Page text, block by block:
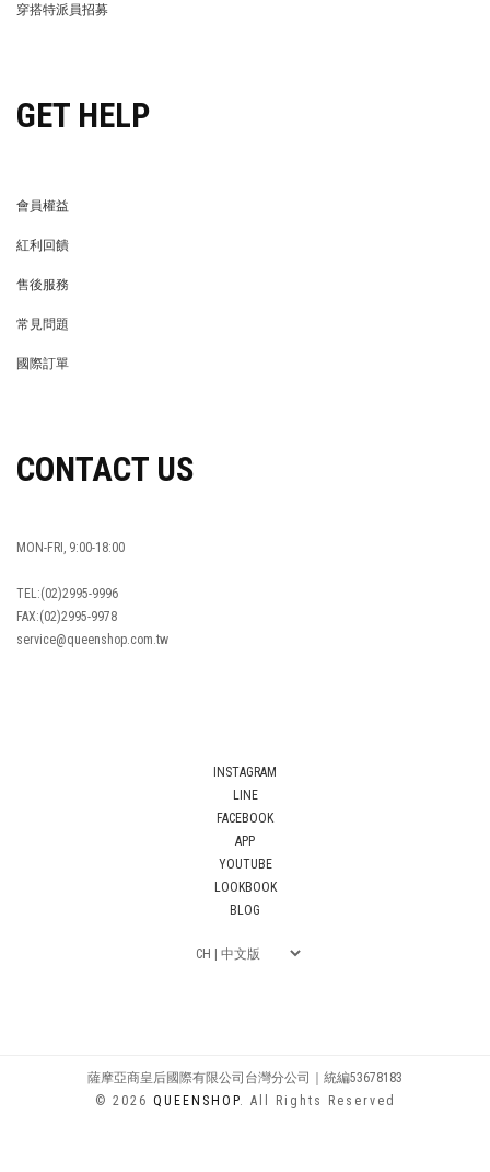
穿搭特派員招募
GET HELP
會員權益
紅利回饋
售後服務
常見問題
國際訂單
CONTACT US
MON-FRI, 9:00-18:00
TEL:(02)2995-9996
FAX:(02)2995-9978
service@queenshop.com.tw
INSTAGRAM
LINE
FACEBOOK
APP
YOUTUBE
LOOKBOOK
BLOG
薩摩亞商皇后國際有限公司台灣分公司｜統編53678183
© 2026 QUEENSHOP. All Rights Reserved